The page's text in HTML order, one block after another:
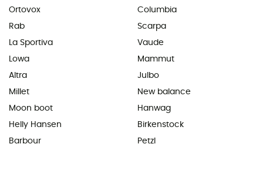
Ortovox
Rab
La Sportiva
Lowa
Altra
Millet
Moon boot
Helly Hansen
Barbour
Columbia
Scarpa
Vaude
Mammut
Julbo
New balance
Hanwag
Birkenstock
Petzl